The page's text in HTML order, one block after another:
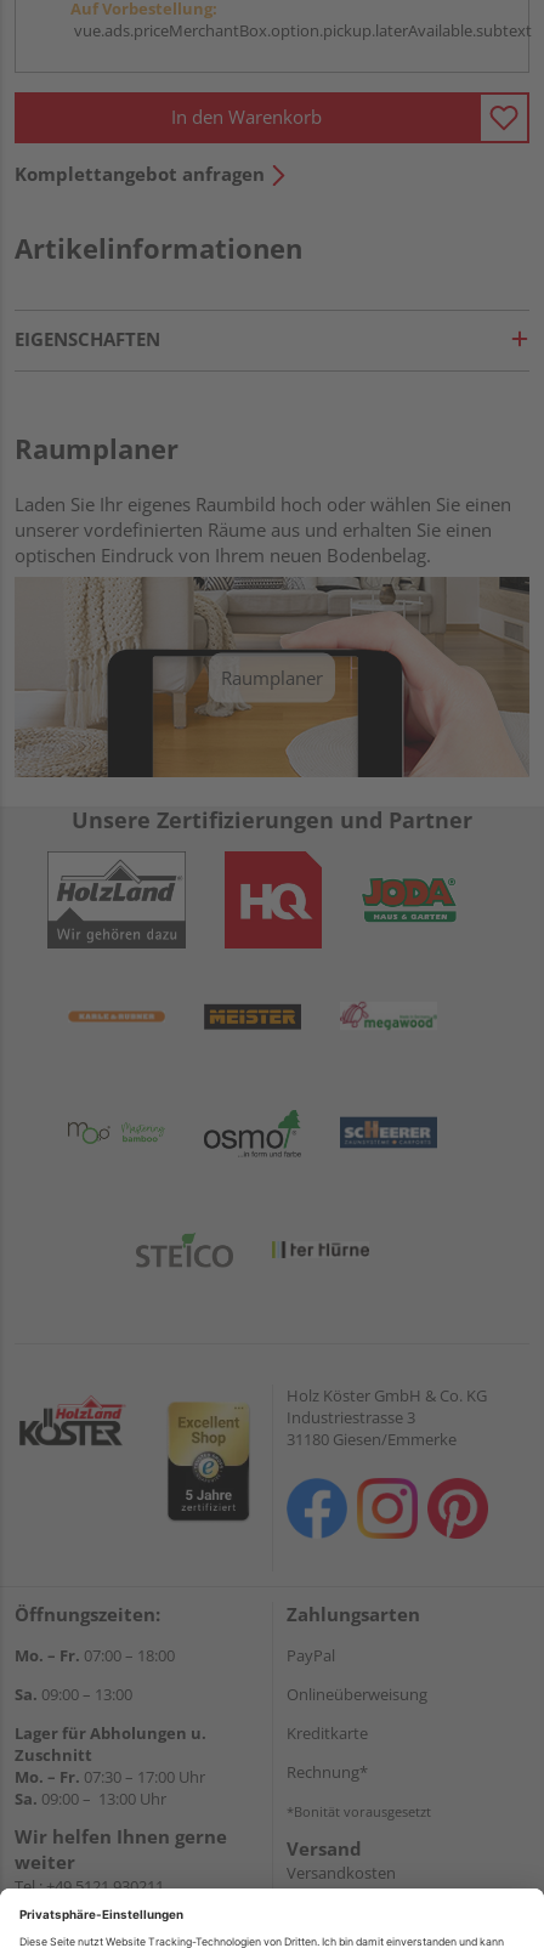
Auf Vorbestellung:
vue.ads.priceMerchantBox.option.pickup.laterAvailable.subtext
In den Warenkorb
Komplettangebot anfragen
Artikelinformationen
EIGENSCHAFTEN
Raumplaner
Laden Sie Ihr eigenes Raumbild hoch oder wählen Sie einen
unserer vordefinierten Räume aus und erhalten Sie einen
optischen Eindruck von Ihrem neuen Bodenbelag.
Raumplaner
Unsere Zertifizierungen und Partner
Holz Köster GmbH & Co. KG
Industriestrasse 3
31180 Giesen/Emmerke
Öffnungszeiten:
Mo. – Fr. 07:00 – 18:00
Sa. 09:00 – 13:00
Lager für Abholungen u.
Zuschnitt
Mo. – Fr. 07:30 – 17:00 Uhr
Sa. 09:00 – 13:00 Uhr
Wir helfen Ihnen gerne
weiter
Tel.:+49 5121 930211
E-Mail:holzlandshop@holzland-
Zahlungsarten
PayPal
Onlineüberweisung
Kreditkarte
Rechnung*
*Bonität vorausgesetzt
Versand
Versandkosten